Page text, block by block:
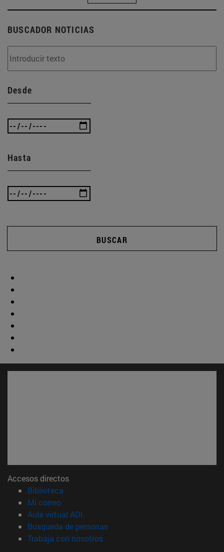
BUSCADOR NOTICIAS
Desde
Hasta
BUSCAR
Accesos directos
Biblioteca
Mi correo(abre en nueva ventana)
Aula virtual ADI
Búsqueda de personas(abre en nueva ventana)
Trabaja con nosotros(abre en nueva ventana)